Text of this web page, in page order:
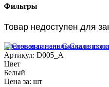
Фильтры
Товар недоступен для
Стеновая панель Скала из
Артикул: D005_A
Цвет
Белый
Цена за: шт